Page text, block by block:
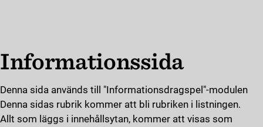
Infor­ma­tions­si­da
Denna sida används till "Informationsdragspel"-modulen
Denna sidas rubrik kommer att bli rubriken i listningen.
Allt som läggs i innehållsytan, kommer att visas som